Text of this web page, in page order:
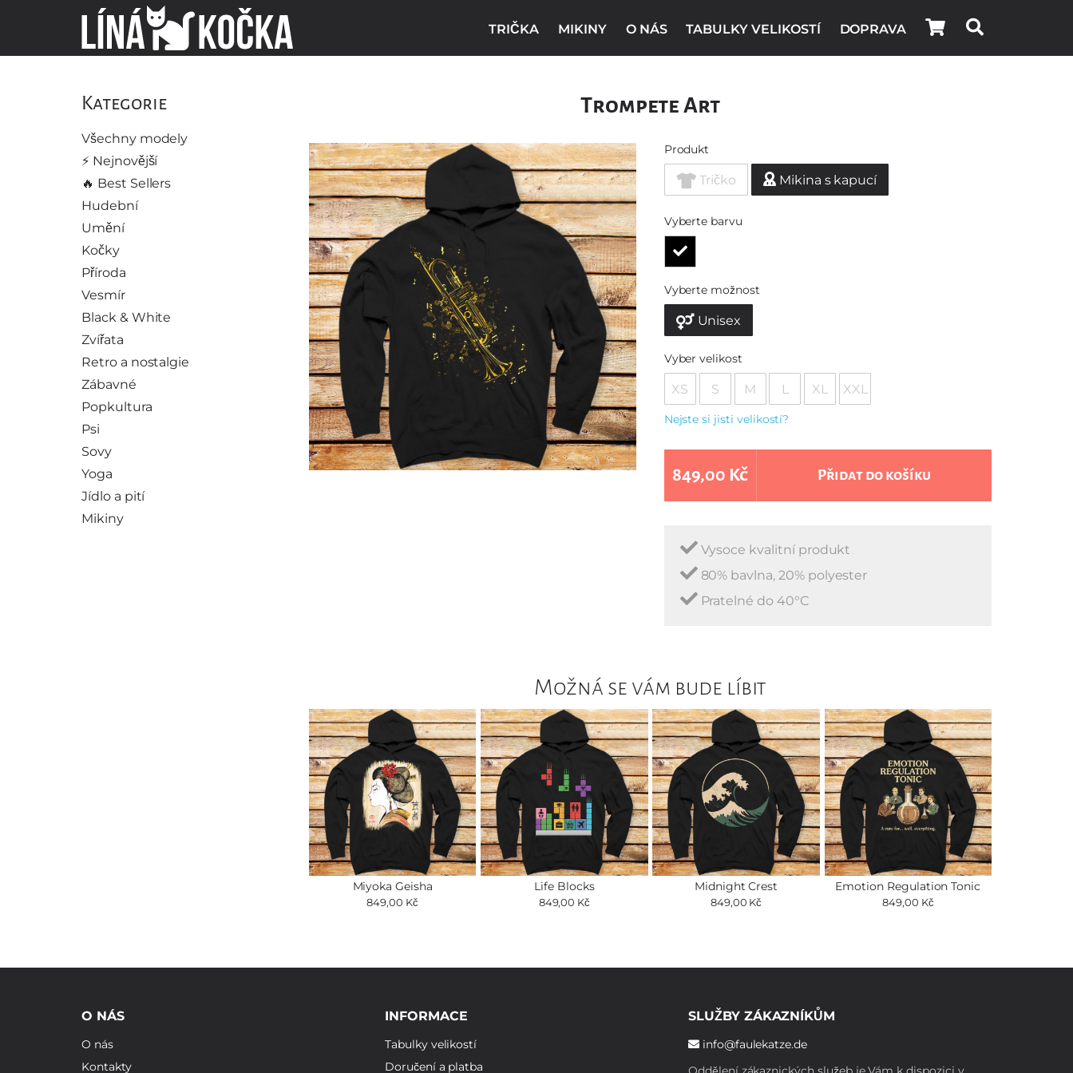
TRIČKA MIKINY O NÁS TABULKY VELIKOSTÍ DOPRAVA
Kategorie
Všechny modely
⚡️ Nejnovější
🔥 Best Sellers
Hudební
Umění
Kočky
Příroda
Vesmír
Black & White
Zvířata
Retro a nostalgie
Zábavné
Popkultura
Psi
Sovy
Yoga
Jídlo a pití
Mikiny
Trompete Art
Produkt
Tričko Mikina s kapucí
Vyberte barvu
Vyberte možnost
Unisex
Vyber velikost
XS S M L XL XXL
Nejste si jisti velikostí?
849,00 Kč Přidat do košíku
Vysoce kvalitní produkt
80% bavlna, 20% polyester
Pratelné do 40°C
Možná se vám bude líbit
Miyoka Geisha
849,00 Kč
Life Blocks
849,00 Kč
Midnight Crest
849,00 Kč
Emotion Regulation Tonic
849,00 Kč
O NÁS
O nás
Kontakty
INFORMACE
Tabulky velikostí
Doručení a platba
SLUŽBY ZÁKAZNÍKŮM
info@faulekatze.de